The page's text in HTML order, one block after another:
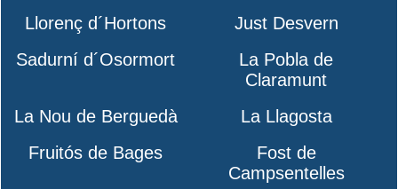
Llorenç d´Hortons
Just Desvern
Sadurní d´Osormort
La Pobla de
Claramunt
La Nou de Berguedà
La Llagosta
Fruitós de Bages
Fost de
Campsentelles